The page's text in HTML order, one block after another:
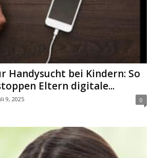
Handysucht bei Kindern: So
Eltern digitale...
9, 2025 0